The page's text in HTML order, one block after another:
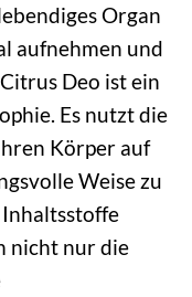
Organ
aufnehmen und
Deo ist ein
Es nutzt die
Körper auf
Weise zu
nicht nur die